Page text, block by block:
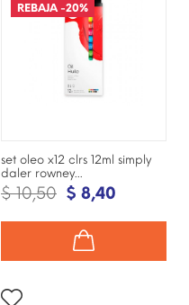
REBAJA-20%
set oleo x12 clrs 12ml simply
daler rowney...
$ 10,50 $ 8,40